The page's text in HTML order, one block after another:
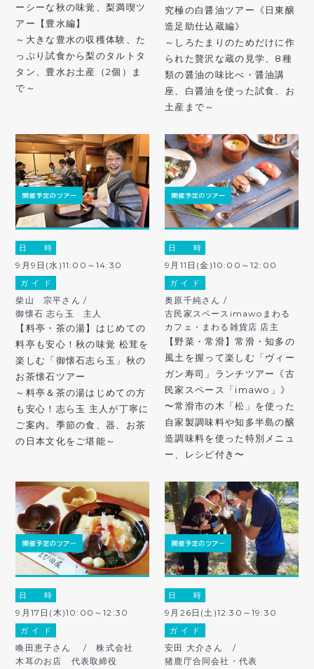
ーシーな秋の味覚、梨満喫ツ
アー【豊水編】
～大きな豊水の収穫体験、た
っぷり試食から梨のタルトタ
タン、豊水お土産（2個）ま
で～
究極の白醤油ツアー《日東醸
造足助仕込蔵編》
～しろたまりのためだけに作
られた贅沢な蔵の見学、8種
類の醤油の味比べ・醤油講
座、白醤油を使った試食、お
土産まで～
日 時
9月9日(水)11:00～14:30
ガ イ ド
柴山 宗平さん /
御懐石 志ら玉 主人
【料亭・茶の湯】はじめての
料亭も安心！秋の味覚 松茸を
楽しむ「御懐石志ら玉」秋の
お茶懐石ツアー
～料亭＆茶の湯はじめての方
も安心！志ら玉 主人が丁寧に
ご案内。季節の食、器、お茶
の日本文化をご堪能～
日 時
9月11日(金)10:00～12:00
ガ イ ド
奥原千純さん /
古民家スペースimawoまわる
カフェ・まわる雑貨店 店主
【野菜・常滑】常滑・知多の
風土を握って楽しむ「ヴィー
ガン寿司」ランチツアー《古
民家スペース「imawo」》
〜常滑市の木「松」を使った
自家製調味料や知多半島の醸
造調味料を使った特別メニュ
ー、レシピ付き〜
日 時
9月17日(木)10:00～12:30
ガ イ ド
喚田恵子さん / 株式会社
木耳のお店 代表取締役
日 時
9月26日(土)12:30～19:30
ガ イ ド
安田 大介さん /
猪鹿庁合同会社・代表